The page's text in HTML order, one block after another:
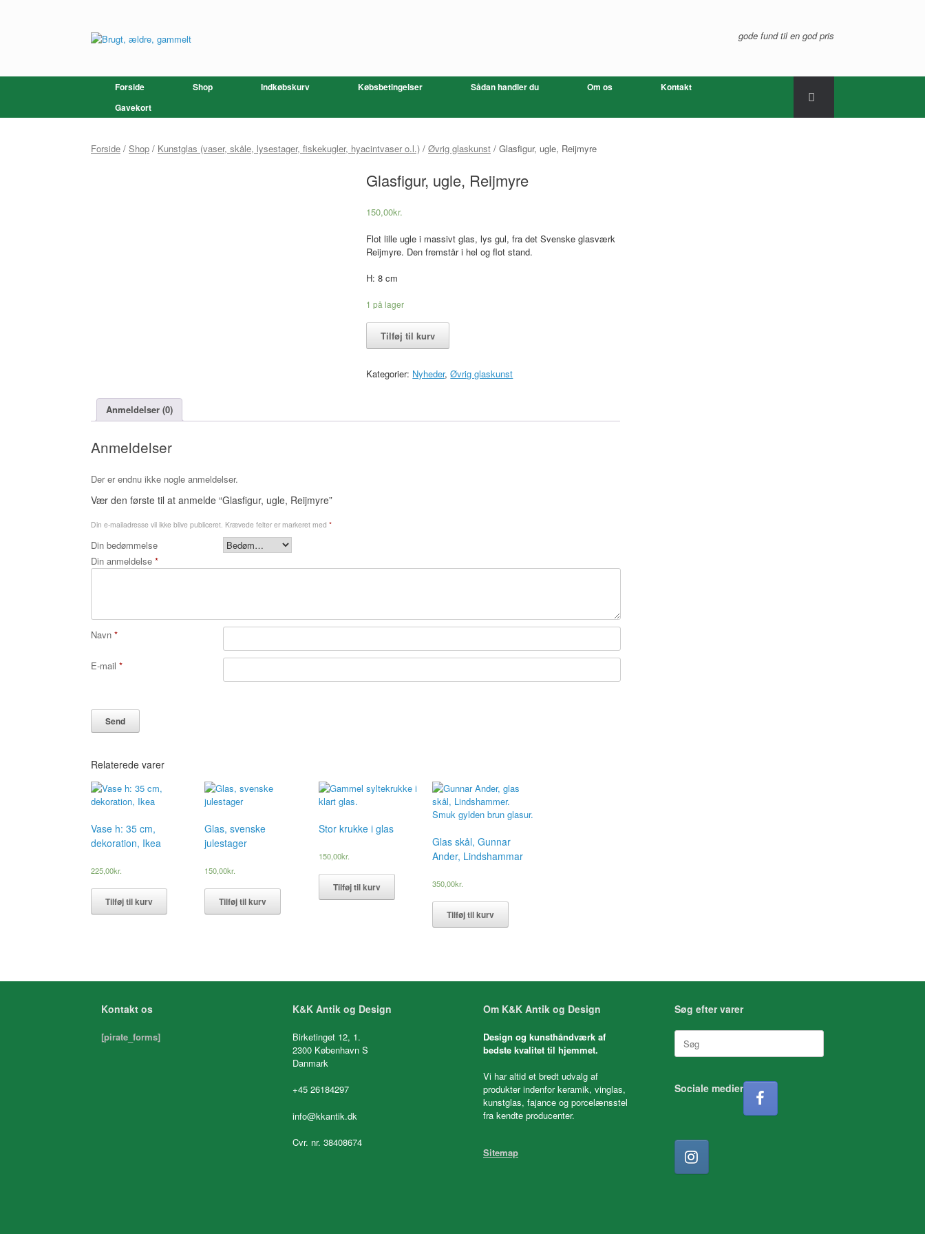
gode fund til en god pris
Forside Shop Indkøbskurv Købsbetingelser Sådan handler du Om os
Kontakt
Gavekort
Forside / Shop / Kunstglas (vaser, skåle, lysestager, fiskekugler, hyacintvaser o.l.) / Øvrig glaskunst / Glasfigur, ugle, Reijmyre
Glasfigur, ugle, Reijmyre
150,00kr.
Flot lille ugle i massivt glas, lys gul, fra det Svenske glasværk
Reijmyre. Den fremstår i hel og flot stand.
H: 8 cm
1 på lager
Glasfigur,
ugle,Tilføj til kurv
Kategorier: Nyheder,Øvrig glaskunst
Anmeldelser (0)
Anmeldelser
Der er endnu ikke nogle anmeldelser.
Vær den første til at anmelde “Glasfigur, ugle, Reijmyre”
Din e-mailadresse vil ikke blive publiceret. Krævede felter er markeret med *
Din bedømmelse
Din anmeldelse *
Navn *
E-mail *
Relaterede varer
Vase h: 35 cm,
dekoration, Ikea
225,00kr.
Tilføj til kurv
Glas, svenske
julestager
150,00kr.
Tilføj til kurv
Stor krukke i glas
150,00kr.
Tilføj til kurv
Glas skål, Gunnar
Ander, Lindshammar
350,00kr.
Tilføj til kurv
Kontakt os
[pirate_forms]
K&K Antik og Design
Birketinget 12, 1.
2300 København S
Danmark
+45 26184297
info@kkantik.dk
Cvr. nr. 38408674
Om K&K Antik og Design
Design og kunsthåndværk af
bedste kvalitet til hjemmet.
Vi har altid et bredt udvalg af
produkter indenfor keramik, vinglas,
kunstglas, fajance og porcelænsstel
fra kendte producenter.
Sitemap
Søg efter varer
Søg
efter:
Sociale medier